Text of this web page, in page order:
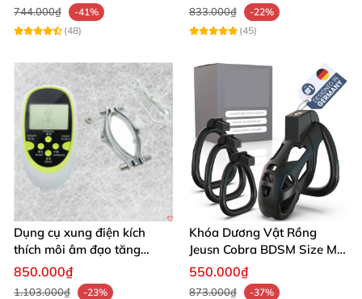
744.000₫
-41%
(48)
833.000₫
-22%
(45)
Dụng cụ xung điện kích
thích môi âm đạo tăng
khoái cảm an toàn
850.000₫
1.103.000₫
-23%
Khóa Dương Vật Rồng
Jeusn Cobra BDSM Size M
Cao Cấp
550.000₫
873.000₫ -37%